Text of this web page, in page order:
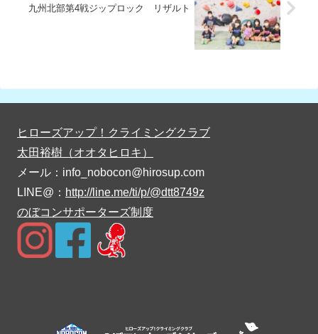
九州北部第4戦ジップロック リザルト
ヒローズアップ！クライミングクラブ
太田裕樹（オオタヒロキ）
メール：info_nobocon@hirosup.com
LINE@： http://line.me/ti/p/@dtt8749z
のぼコンサポーターズ制度